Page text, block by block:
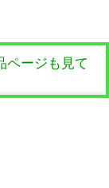
ページも見て